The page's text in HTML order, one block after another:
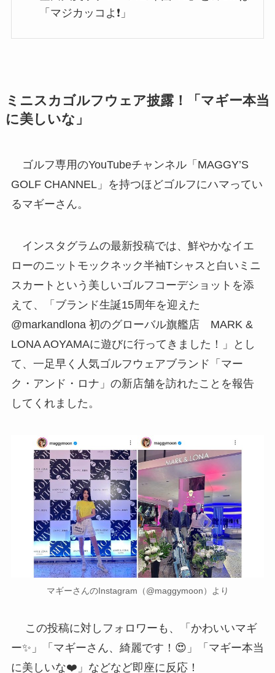
「マジカッコよ❗」
ミニスカゴルフウェア披露！「マギー本当
に美しいな」
ゴルフ専用のYouTubeチャンネル「MAGGY’S
GOLF CHANNEL」を持つほどゴルフにハマってい
るマギーさん。
インスタグラムの最新投稿では、鮮やかなイエ
ローのニットモックネック半袖Tシャスと白いミニ
スカートという美しいゴルフコーデショットを添
えて、「ブランド生誕15周年を迎えた
@markandlona 初のグローバル旗艦店 MARK &
LONA AOYAMAに遊びに行ってきました！」とし
て、一足早く人気ゴルフウェアブランド「マー
ク・アンド・ロナ」の新店舗を訪れたことを報告
してくれました。
マギーさんのInstagram（@maggymoon）より
この投稿に対しフォロワーも、「かわいいマギ
ー✨」「マギーさん、綺麗です！😍」「マギー本当
に美しいな❤️」などなど即座に反応！